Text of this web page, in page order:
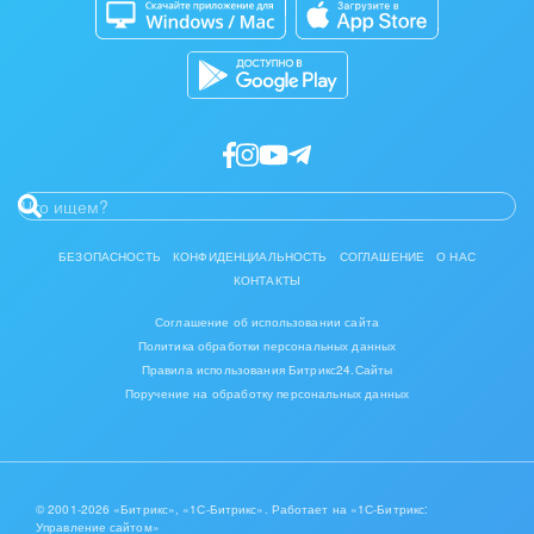
Полиграфия
Ритуальные услуги
Электроэнергетика
Ювелирное дело
Разработчикам приложений
БЕЗОПАСНОСТЬ КОНФИДЕНЦИАЛЬНОСТЬ СОГЛАШЕНИЕ
О НАС
КОНТАКТЫ
Соглашение об использовании сайта
Политика обработки персональных данных
Правила использования Битрикс24.Сайты
Поручение на обработку персональных данных
© 2001-2026 «Битрикс», «1С-Битрикс». Работает на «1С-Битрикс:
Управление сайтом»